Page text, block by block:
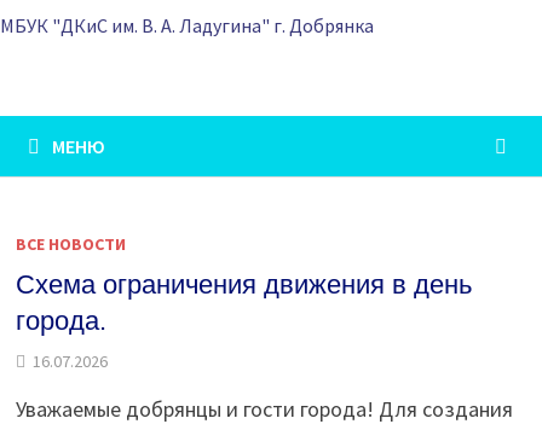
МБУК "ДКиС им. В. А. Ладугина" г. Добрянка
МЕНЮ
ВСЕ НОВОСТИ
Схема ограничения движения в день
города.
16.07.2026
Уважаемые добрянцы и гости города! Для создания